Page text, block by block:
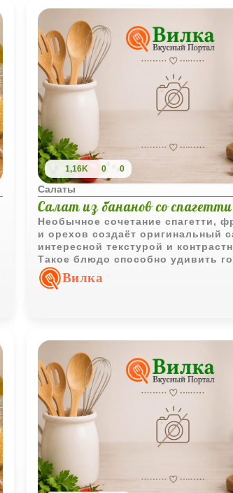
1,16K 0 0
Салаты
Салат из бананов со спагетти
Необычное сочетание спагетти,
и орехов создаёт оригинальный
интересной текстурой и
Такое блюдо способно удивить
разнообразить привычное меню.
Вилка